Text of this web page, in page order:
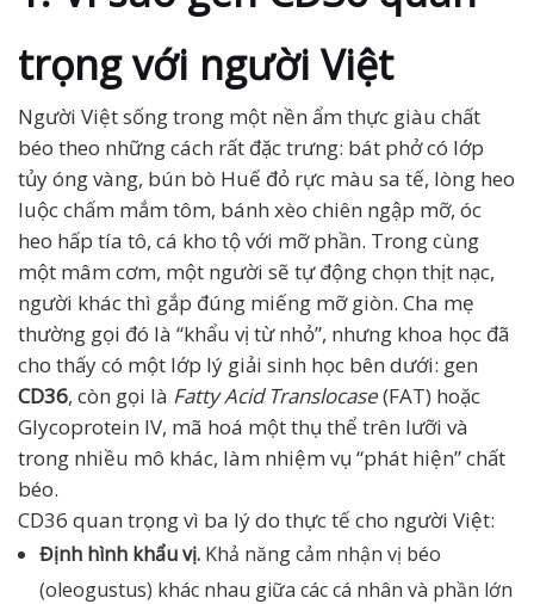
trọng với người Việt
Người Việt sống trong một nền ẩm thực giàu chất
béo theo những cách rất đặc trưng: bát phở có lớp
tủy óng vàng, bún bò Huế đỏ rực màu sa tế, lòng heo
luộc chấm mắm tôm, bánh xèo chiên ngập mỡ, óc
heo hấp tía tô, cá kho tộ với mỡ phần. Trong cùng
một mâm cơm, một người sẽ tự động chọn thịt nạc,
người khác thì gắp đúng miếng mỡ giòn. Cha mẹ
thường gọi đó là “khẩu vị từ nhỏ”, nhưng khoa học đã
cho thấy có một lớp lý giải sinh học bên dưới: gen
CD36, còn gọi là Fatty Acid Translocase(FAT) hoặc
Glycoprotein IV, mã hoá một thụ thể trên lưỡi và
trong nhiều mô khác, làm nhiệm vụ “phát hiện” chất
béo.
CD36 quan trọng vì ba lý do thực tế cho người Việt:
Định hình khẩu vị. Khả năng cảm nhận vị béo
(oleogustus) khác nhau giữa các cá nhân và phần lớn